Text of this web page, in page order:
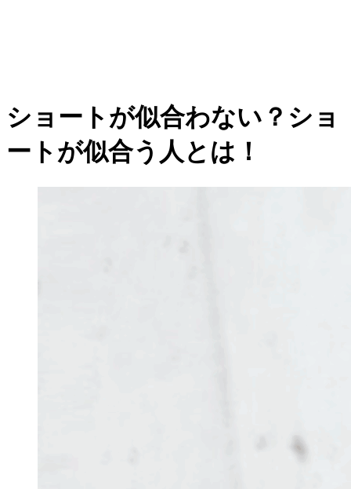
ショートが似合わない？ショ
ートが似合う人とは！